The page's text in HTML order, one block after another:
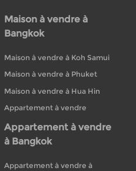
Maison à vendre à
Bangkok
Maison à vendre à Koh Samui
Maison à vendre à Phuket
Maison à vendre à Hua Hin
Appartement à vendre
Appartement à vendre
à Bangkok
Appartement à vendre à